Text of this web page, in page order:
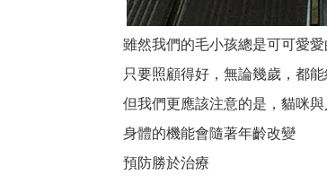
雖然我們的毛小孩總是可可愛愛
只要照顧得好，無論幾歲，都能
但我們更應該注意的是，貓咪與
身體的機能會隨著年齡改變
預防勝於治療